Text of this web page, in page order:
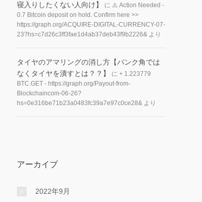
寝入りしたくない人向け】
に ⚠️ Action Needed -
0.7 Bitcoin deposit on hold. Confirm here >>
https://graph.org/ACQUIRE-DIGITAL-CURRENCY-07-
23?hs=c7d26c3ff3fae1d4ab37deb43f9b2226& より
タイヤのアマリングの消し方【バンク角では
なくタイヤを潰すとは？？】
に + 1.223779
BTC.GET - https://graph.org/Payout-from-
Blockchaincom-06-26?
hs=0e316be71b23a0483fc39a7e97c0ce28& より
アーカイブ
2022年9月